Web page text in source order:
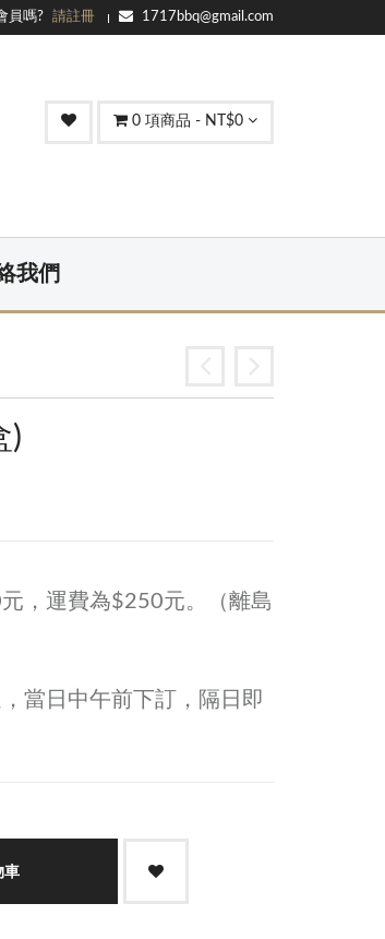
員嗎? 請註冊 1717bbq@gmail.com
0 項商品 - NT$0
我們
)
，運費為$250元。（離島
當日中午前下訂，隔日即
車